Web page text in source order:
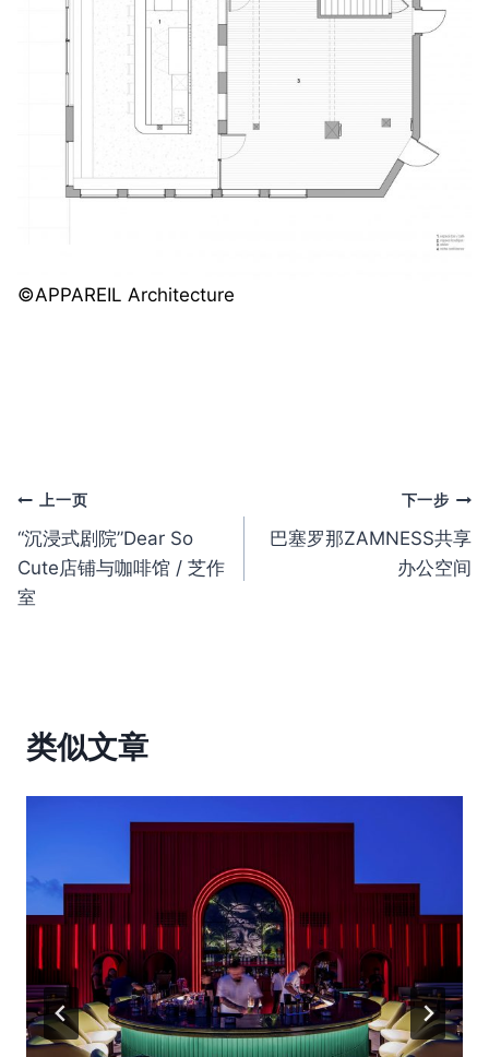
©️APPAREIL Architecture
文
章
导
上一页
“沉浸式剧院”Dear So
Cute店铺与咖啡馆 / 芝作
室
下一步
巴塞罗那ZAMNESS共享
办公空间
类似文章